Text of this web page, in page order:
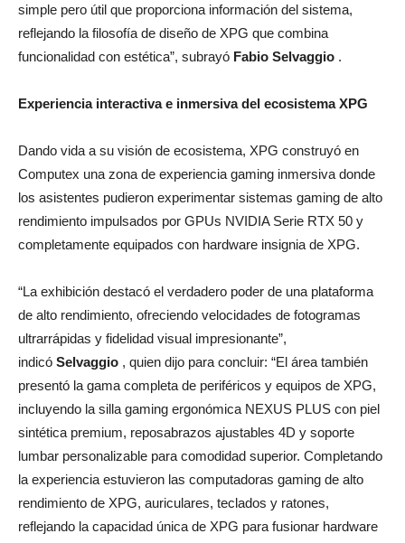
simple pero útil que proporciona información del sistema,
reflejando la filosofía de diseño de XPG que combina
funcionalidad con estética”, subrayó Fabio Selvaggio .
Experiencia interactiva e inmersiva del ecosistema XPG
Dando vida a su visión de ecosistema, XPG construyó en
Computex una zona de experiencia gaming inmersiva donde
los asistentes pudieron experimentar sistemas gaming de alto
rendimiento impulsados por GPUs NVIDIA Serie RTX 50 y
completamente equipados con hardware insignia de XPG.
“La exhibición destacó el verdadero poder de una plataforma
de alto rendimiento, ofreciendo velocidades de fotogramas
ultrarrápidas y fidelidad visual impresionante”,
indicó Selvaggio , quien dijo para concluir: “El área también
presentó la gama completa de periféricos y equipos de XPG,
incluyendo la silla gaming ergonómica NEXUS PLUS con piel
sintética premium, reposabrazos ajustables 4D y soporte
lumbar personalizable para comodidad superior. Completando
la experiencia estuvieron las computadoras gaming de alto
rendimiento de XPG, auriculares, teclados y ratones,
reflejando la capacidad única de XPG para fusionar hardware